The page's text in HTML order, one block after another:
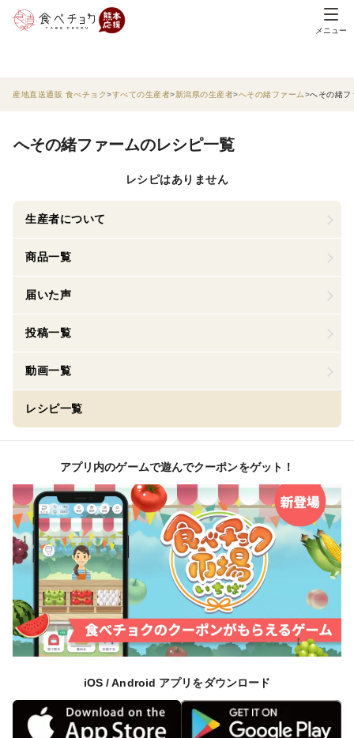
メニュー
産地直送通販 食べチョク すべての生産者 新潟県の生産者 へその緒ファーム へその緒フ
へその緒ファームのレシピ一覧
レシピはありません
生産者について
商品一覧
届いた声
投稿一覧
動画一覧
レシピ一覧
アプリ内のゲームで遊んでクーポンをゲット！
iOS / Android アプリをダウンロード